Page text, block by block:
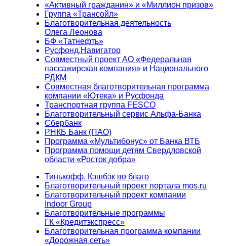
«Активный гражданин» и «Миллион призов»
Группа «Трансойл»
Благотворительная деятельность
Олега Леонова
БФ «Татнефть»
Русфонд.Навигатор
Совместный проект АО «Федеральная
пассажирская компания» и Национального
РДКМ
Совместная благотворительная программа
компании «Ютека» и Русфонда
Транспортная группа FESCO
Благотворительный сервис Альфа-Банка
Сбербанк
РНКБ Банк (ПАО)
Программа «Мультибонус» от Банка ВТБ
Программа помощи детям Свердловской
области «Росток добра»
Тинькофф. Кэшбэк во благо
Благотворительный проект портала mos.ru
Благотворительный проект компании
Indoor Group
Благотворительные программы
ГК «Кредитэкспресс»
Благотворительная программа компании
«Дорожная сеть»